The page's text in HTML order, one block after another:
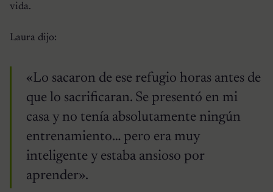
vida.
Laura dijo:
«Lo sacaron de ese refugio horas antes de
que lo sacrificaran. Se presentó en mi
casa y no tenía absolutamente ningún
entrenamiento… pero era muy
inteligente y estaba ansioso por
aprender».